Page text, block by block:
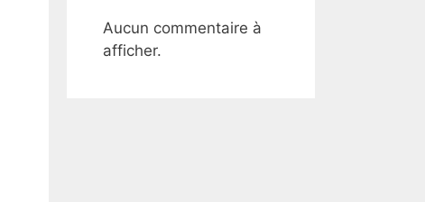
Aucun commentaire à
afficher.